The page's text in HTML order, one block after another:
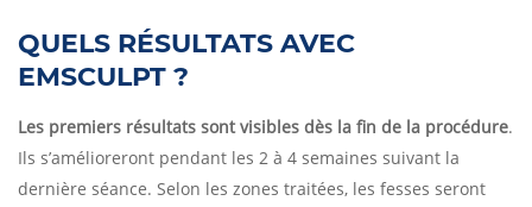
QUELS RÉSULTATS AVEC
EMSCULPT ?
Les premiers résultats sont visibles dès la fin de la procédure.
Ils s’amélioreront pendant les 2 à 4 semaines suivant la
dernière séance. Selon les zones traitées, les fesses seront